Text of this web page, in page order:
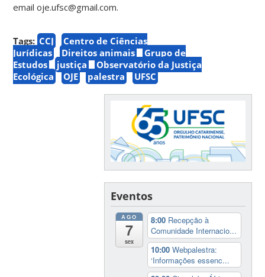
emailoje.ufsc@gmail.com.
Tags: CCJ
Centro de Ciências
Jurídicas
Direitos animais
Grupo de
Estudos
justiça
Observatório da Justiça
Ecológica
OJE palestra UFSC
Eventos
AGO
7
sex
8:00 Recepção à
Comunidade Internacio...
10:00Webpalestra:
‘Informações essenc...